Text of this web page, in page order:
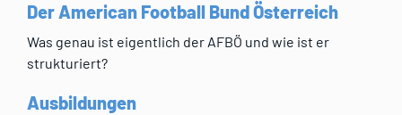
Der American Football Bund Österreich
Was genau ist eigentlich der AFBÖ und wie ist er
strukturiert?
Ausbildungen